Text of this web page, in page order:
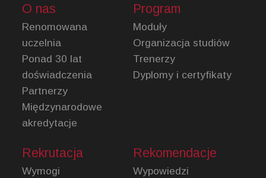
O nas
Renomowana
uczelnia
Ponad 30 lat
doświadczenia
Partnerzy
Międzynarodowe
akredytacje
Program
Moduły
Organizacja studiów
Trenerzy
Dyplomy i certyfikaty
Rekrutacja
Wymogi
Rekomendacje
Wypowiedzi